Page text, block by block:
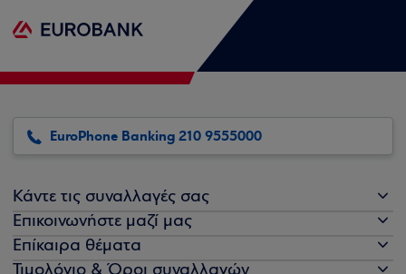
EuroPhone Banking 210 9555000
Κάντε τις συναλλαγές σας
Επικοινωνήστε μαζί μας
Επίκαιρα θέματα
Τιμολόγιο & Όροι συναλλαγών